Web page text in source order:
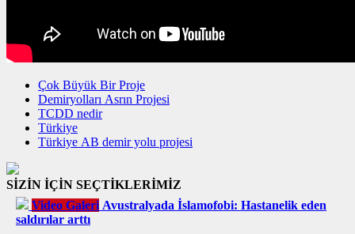
Çok Büyük Bir Proje
Demiryolları Asrın Projesi
TCDD nedir
Türkiye
Türkiye AB demir yolu projesi
SİZİN İÇİN SEÇTİKLERİMİZ
Video Galeri Avustralyada İslamofobi: Hastanelik eden
saldırılar arttı